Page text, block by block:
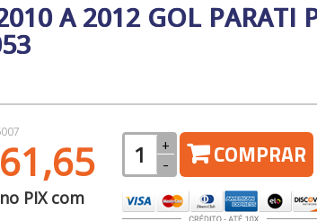
A 2012 GOL PARATI
PIX com
+
-
COMPRAR